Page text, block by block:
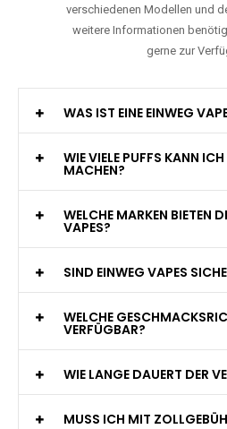
verschiedenen Modellen und
weitere Informationen
gerne zur
WAS IST EINE EINWEG
WIE VIELE PUFFS KANN
MACHEN?
WELCHE MARKEN BIETEN
VAPES?
SIND EINWEG VAPES
WELCHE
VERFÜGBAR?
WIE LANGE DAUERT DER
MUSS ICH MIT